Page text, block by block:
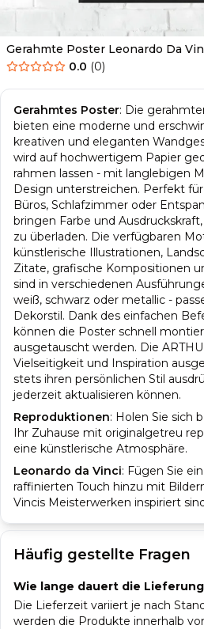
Gerahmte Poster Leonardo Da
0.0 (0)
Gerahmtes Poster: Die
bieten eine moderne und
kreativen und eleganten
wird auf hochwertigem Papier
rahmen lassen - mit langlebigen
Design unterstreichen. Perfekt
Büros, Schlafzimmer oder
bringen Farbe und
zu überladen. Die verfügbaren
künstlerische Illustrationen,
Zitate, grafische Kompositionen
sind in verschiedenen
weiß, schwarz oder metallic -
Dekorstil. Dank des einfachen
können die Poster schnell
ausgetauscht werden. Die
Vielseitigkeit und Inspiration
stets ihren persönlichen Stil
jederzeit aktualisieren können.
Reproduktionen: Holen Sie sich
Ihr Zuhause mit originalgetreu
eine künstlerische Atmosphäre.
Leonardo da Vinci: Fügen Sie
raffinierten Touch hinzu mit
Vincis Meisterwerken inspiriert
Häufig gestellte Fragen
Wie lange dauert die
Die Lieferzeit variiert je nach
werden die Produkte innerhalb